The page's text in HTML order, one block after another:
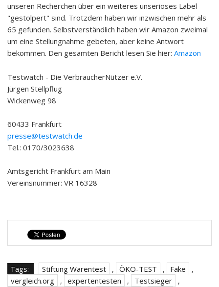
unseren Recherchen über ein weiteres unseriöses Label
"gestolpert" sind. Trotzdem haben wir inzwischen mehr als
65 gefunden. Selbstverständlich haben wir Amazon zweimal
um eine Stellungnahme gebeten, aber keine Antwort
bekommen. Den gesamten Bericht lesen Sie hier: Amazon
Testwatch - Die VerbraucherNützer e.V.
Jürgen Stellpflug
Wickenweg 98
60433 Frankfurt
presse@testwatch.de
Tel.: 0170/3023638
Amtsgericht Frankfurt am Main
Vereinsnummer: VR 16328
Tags: Stiftung Warentest , ÖKO-TEST , Fake
,
vergleich.org
, expertentesten , Testsieger
,